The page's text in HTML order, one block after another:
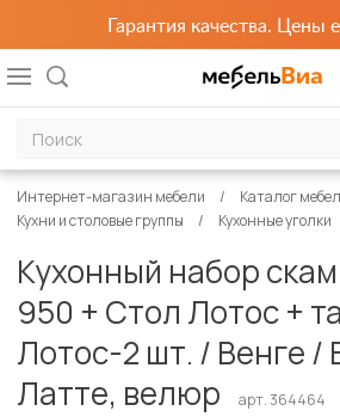
Гарантия качества. Цены
Интернет-магазин мебели
Каталог
Кухни и столовые группы
Кухонные уголки
Кухонный набор
950 + Стол Лотос +
Лотос-2 шт. / Венге /
Латте, велюр
арт. 364464